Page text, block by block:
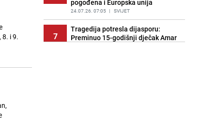
i 9.
pogođena i Europska unija
24.07.26. 07:05 | SVIJET
7
Tragedija potresla dijasporu:
Preminuo 15-godišnji dječak Amar